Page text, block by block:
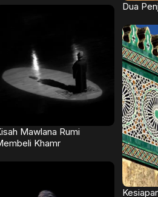
Dua
Mawlana Rumi
Khamr